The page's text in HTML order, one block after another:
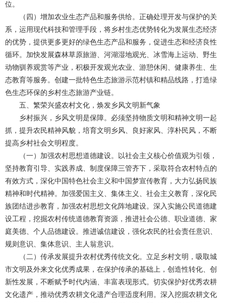
位。
（四）增加农业生态产品和服务供给。正确处理开发与保护的关
系，运用现代科技和管理手段，将乡村生态优势转化为发展生态经济
的优势，提供更多更好的绿色生态产品和服务，促进生态和经济良性
循环。加快发展森林草原旅游、河湖湿地观光、冰雪海上运动、野生
动物驯养观赏等产业，积极开发观光农业、游憩休闲、健康养生、生
态教育等服务。创建一批特色生态旅游示范村镇和精品线路，打造绿
色生态环保的乡村生态旅游产业链。
五、繁荣兴盛农村文化，焕发乡风文明新气象
乡村振兴，乡风文明是保障。必须坚持物质文明和精神文明一起
抓，提升农民精神风貌，培育文明乡风、良好家风、淳朴民风，不断
提高乡村社会文明程度。
（一）加强农村思想道德建设。以社会主义核心价值观为引领，
坚持教育引导、实践养成、制度保障三管齐下，采取符合农村特点的
有效方式，深化中国特色社会主义和中国梦宣传教育，大力弘扬民族
精神和时代精神。加强爱国主义、集体主义、社会主义教育，深化民
族团结进步教育，加强农村思想文化阵地建设。深入实施公民道德建
设工程，挖掘农村传统道德教育资源，推进社会公德、职业道德、家
庭美德、个人品德建设。推进诚信建设，强化农民的社会责任意识、
规则意识、集体意识、主人翁意识。
（二）传承发展提升农村优秀传统文化。立足乡村文明，吸取城
市文明及外来文化优秀成果，在保护传承的基础上，创造性转化、创
新性发展，不断赋予时代内涵、丰富表现形式。切实保护好优秀农耕
文化遗产，推动优秀农耕文化遗产合理适度利用。深入挖掘农耕文化